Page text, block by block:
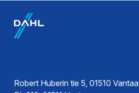
EPD-
ympäristöseloste
Tekninen esite
Tyyppihyväksyntä
Robert Huberin tie 5, 01510 Vantaa